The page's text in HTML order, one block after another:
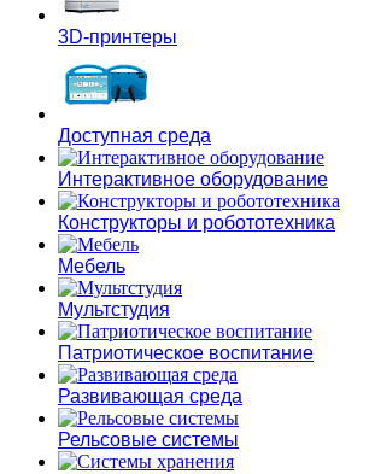
3D-принтеры
Доступная среда
Интерактивное оборудование
Конструкторы и робототехника
Мебель
Мультстудия
Патриотическое воспитание
Развивающая среда
Рельсовые системы